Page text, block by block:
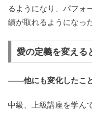
るようになり、パフォ
績が取れるようになっ
愛の定義を変える
――他にも変化したこ
中級、上級講座を学ん